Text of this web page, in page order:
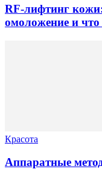
RF-лифтинг
омоложение и что
Красота
Аппаратные